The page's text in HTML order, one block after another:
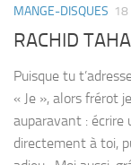
MANGE-DISQUES 18
RACHID
Puisque tu
« Je », alors frérot
auparavant : écrire
directement à toi,